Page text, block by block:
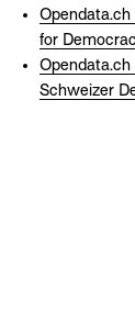
for
Schweizer